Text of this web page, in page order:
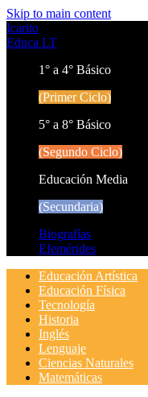
Skip to main content
Icarito
Educa LT
1° a 4° Básico
(Primer Ciclo)
5° a 8° Básico
(Segundo Ciclo)
Educación Media
(Secundaria)
Biografías
Efemérides
Educación Artística
Educación Física
Tecnología
Historia
Inglés
Lenguaje
Ciencias Naturales
Matemáticas